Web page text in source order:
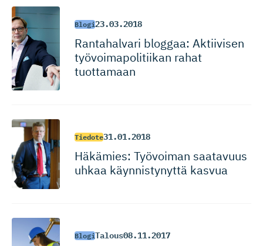
Blogi23.03.2018
Rantahalvari bloggaa: Aktiivisen
työvoimapo­li­tiikan rahat
tuottamaan
Tiedote31.01.2018
Häkämies: Työvoiman saatavuus
uhkaa käynnistynyttä kasvua
BlogiTalous08.11.2017